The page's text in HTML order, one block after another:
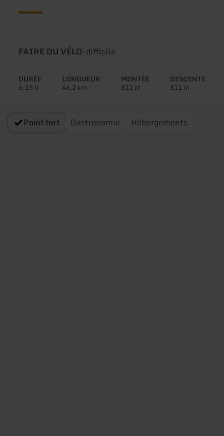
Type
circuit:
FAIRE DU VÉLO-Difficulté:
difficile
DURÉE
6:15 h
LONGUEUR
46,2 km
MONTÉE
811 m
DESCENTE
811 m
Point fort Gastronomie Hébergements